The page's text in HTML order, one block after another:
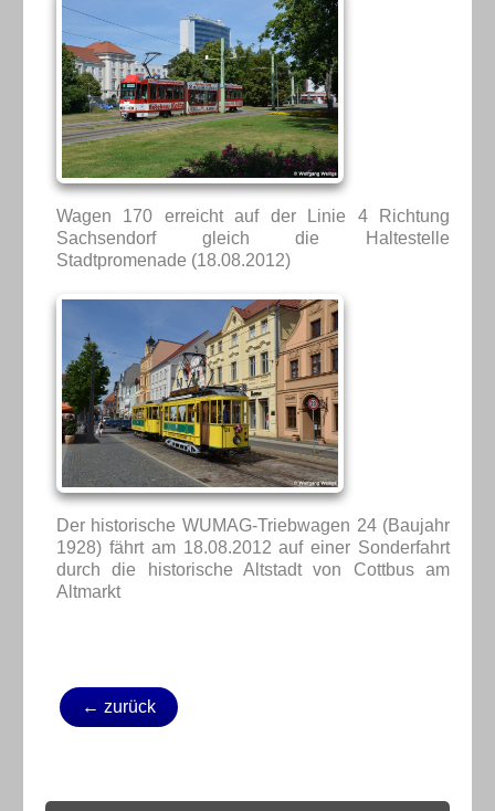
Wagen 170 erreicht auf der Linie 4 Richtung
Sachsendorf gleich die Haltestelle
Stadtpromenade (18.08.2012)
Der historische WUMAG-Triebwagen 24 (Baujahr
1928) fährt am 18.08.2012 auf einer Sonderfahrt
durch die historische Altstadt von Cottbus am
Altmarkt
← zurück